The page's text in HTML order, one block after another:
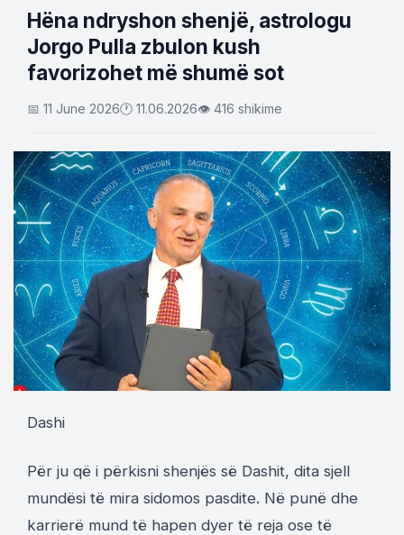
Hëna ndryshon shenjë, astrologu
Jorgo Pulla zbulon kush
favorizohet më shumë sot
📅 11 June 2026🕐 11.06.2026👁 416 shikime
Dashi
Për ju që i përkisni shenjës së Dashit, dita sjell
mundësi të mira sidomos pasdite. Në punë dhe
karrierë mund të hapen dyer të reja ose të